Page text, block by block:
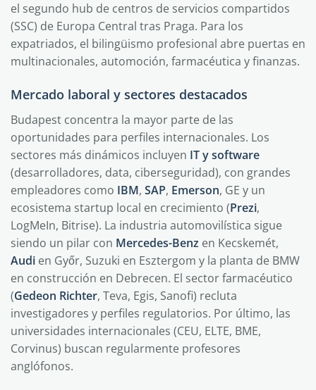
el segundo hub de centros de servicios compartidos
(SSC) de Europa Central tras Praga. Para los
expatriados, el bilingüismo profesional abre puertas en
multinacionales, automoción, farmacéutica y finanzas.
Mercado laboral y sectores destacados
Budapest concentra la mayor parte de las
oportunidades para perfiles internacionales. Los
sectores más dinámicos incluyen IT y software
(desarrolladores, data, ciberseguridad), con grandes
empleadores como IBM, SAP, Emerson, GE y un
ecosistema startup local en crecimiento (Prezi,
LogMeIn, Bitrise). La industria automovilística sigue
siendo un pilar con Mercedes-Benz en Kecskemét,
Audi en Győr, Suzuki en Esztergom y la planta de BMW
en construcción en Debrecen. El sector farmacéutico
(Gedeon Richter, Teva, Egis, Sanofi) recluta
investigadores y perfiles regulatorios. Por último, las
universidades internacionales (CEU, ELTE, BME,
Corvinus) buscan regularmente profesores
anglófonos.